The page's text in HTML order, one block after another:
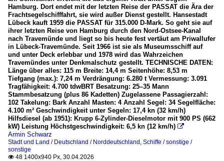
Hamburg. Dort endet mit der letzten Reise der PASSAT die Ära der
Frachtsegelschifffahrt, sie wird außer Dienst gestellt. Hansestadt
Lübeck kauft 1959 die PASSAT für 315.000 D-Mark. So geht sie auf
ihrer letzten Reise von Hamburg durch den Nord-Ostsee-Kanal
nach Travemünde und liegt so bis heute fest vertäut am Priwallufer
in Lübeck-Travemünde. Seit 1966 ist sie als Museumsschiff auf
und unter Deck erlebbar und 1978 wird das Wahrzeichen
Travemündes unter Denkmalschutz gestellt. TECHNISCHE DATEN:
Länge über alles: 115 m Breite: 14,4 m Seitenhöhe: 8,53 m
Tiefgang (max.): 7,24 m Verdrängung: 6.280 t Vermessung: 3.091
Tragfähigkeit: 4.700 tdwBRT Besatzung: 25–35 Mann
Stammbesatzung (plus 86 Kadetten) Zugelassene Passagierzahl:
102 Takelung: Bark Anzahl Masten: 4 Anzahl Segel: 34 Segelfläche:
4.100 m² Geschwindigkeit unter Segeln: 17,4 kn (32 km/h)
Hilfsdiesel (ab 1951): Krupp 6-Zylinder-Dieselmotor mit 900 PS (662
kW) Leistung Höchstgeschwindigkeit: 6,5 kn (12 km/h) 
Armin Schwarz
Stadt und Land / Deutschland / Norddeutschland Schiffe / sonstige /
sonstige
 48 1400x940 Px, 30.04.2026